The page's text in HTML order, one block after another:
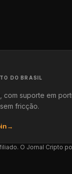
DO BRASIL
com suporte em
fricção.
→
O Jornal Cripto